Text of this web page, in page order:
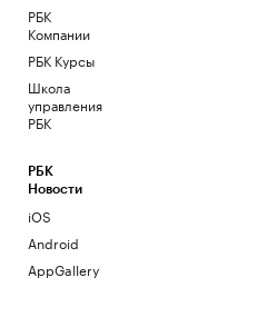
РБК
Компании
РБК Курсы
Школа
управления
РБК
РБК
Новости
iOS
Android
AppGallery